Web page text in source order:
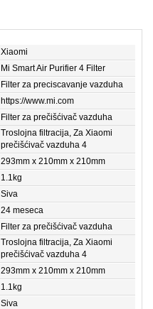
Xiaomi
Mi Smart Air Purifier 4 Filter
Filter za preciscavanje vazduha
https://www.mi.com
Filter za prečišćivač vazduha
Troslojna filtracija, Za Xiaomi
prečišćivač vazduha 4
293mm x 210mm x 210mm
1.1kg
Siva
24 meseca
Filter za prečišćivač vazduha
Troslojna filtracija, Za Xiaomi
prečišćivač vazduha 4
293mm x 210mm x 210mm
1.1kg
Siva